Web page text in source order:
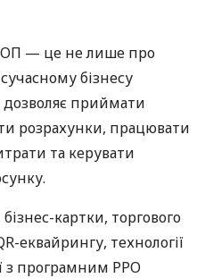
— це не лише про
бізнесу
дозволяє приймати
розрахунки, працювати
та керувати
картки, торгового
еквайрингу, технології
з програмним РРО